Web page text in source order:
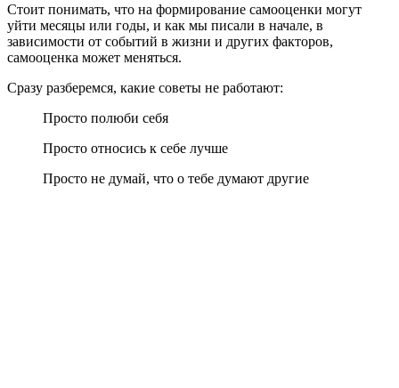
Стоит понимать, что на формирование самооценки могут
уйти месяцы или годы, и как мы писали в начале, в
зависимости от событий в жизни и других факторов,
самооценка может меняться.
Сразу разберемся, какие советы не работают:
Просто полюби себя
Просто относись к себе лучше
Просто не думай, что о тебе думают другие